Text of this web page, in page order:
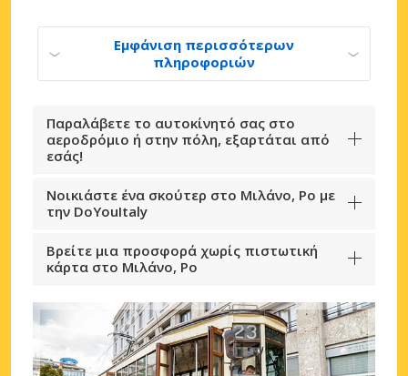
Εμφάνιση περισσότερων
πληροφοριών
Παραλάβετε το αυτοκίνητό σας στο
αεροδρόμιο ή στην πόλη, εξαρτάται από
εσάς!
Νοικιάστε ένα σκούτερ στο Μιλάνο, Ρο με
την DoYouItaly
Βρείτε μια προσφορά χωρίς πιστωτική
κάρτα στο Μιλάνο, Ρο